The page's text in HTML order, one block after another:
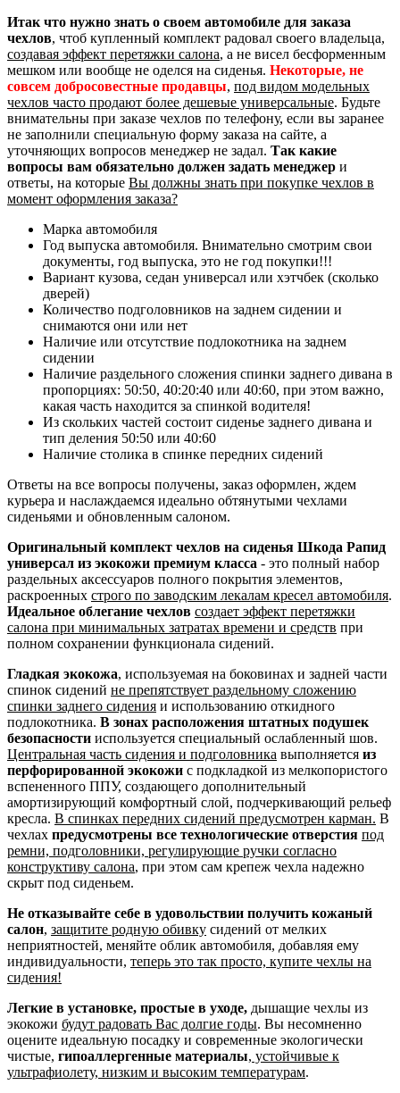
Итак что нужно знать о своем автомобиле для заказа
чехлов, чтоб купленный комплект радовал своего владельца,
создавая эффект перетяжки салона, а не висел бесформенным
мешком или вообще не оделся на сиденья. Некоторые, не
совсем добросовестные продавцы, под видом модельных
чехлов часто продают более дешевые универсальные. Будьте
внимательны при заказе чехлов по телефону, если вы заранее
не заполнили специальную форму заказа на сайте, а
уточняющих вопросов менеджер не задал. Так какие
вопросы вам обязательно должен задать менеджер и
ответы, на которые Вы должны знать при покупке чехлов в
момент оформления заказа?
Марка автомобиля
Год выпуска автомобиля. Внимательно смотрим свои
документы, год выпуска, это не год покупки!!!
Вариант кузова, седан универсал или хэтчбек (сколько
дверей)
Количество подголовников на заднем сидении и
снимаются они или нет
Наличие или отсутствие подлокотника на заднем
сидении
Наличие раздельного сложения спинки заднего дивана в
пропорциях: 50:50, 40:20:40 или 40:60, при этом важно,
какая часть находится за спинкой водителя!
Из скольких частей состоит сиденье заднего дивана и
тип деления 50:50 или 40:60
Наличие столика в спинке передних сидений
Ответы на все вопросы получены, заказ оформлен, ждем
курьера и наслаждаемся идеально обтянутыми чехлами
сиденьями и обновленным салоном.
Оригинальный комплект чехлов на сиденья Шкода Рапид
универсал из экокожи премиум класса - это полный набор
раздельных аксессуаров полного покрытия элементов,
раскроенных строго по заводским лекалам кресел автомобиля.
Идеальное облегание чехлов создает эффект перетяжки
салона при минимальных затратах времени и средств при
полном сохранении функционала сидений.
Гладкая экокожа, используемая на боковинах и задней части
спинок сидений не препятствует раздельному сложению
спинки заднего сидения и использованию откидного
подлокотника. В зонах расположения штатных подушек
безопасности используется специальный ослабленный шов.
Центральная часть сидения и подголовника выполняется из
перфорированной экокожи с подкладкой из мелкопористого
вспененного ППУ, создающего дополнительный
амортизирующий комфортный слой, подчеркивающий рельеф
кресла. В спинках передних сидений предусмотрен карман. В
чехлах предусмотрены все технологические отверстия под
ремни, подголовники, регулирующие ручки согласно
конструктиву салона, при этом сам крепеж чехла надежно
скрыт под сиденьем.
Не отказывайте себе в удовольствии получить кожаный
салон, защитите родную обивку сидений от мелких
неприятностей, меняйте облик автомобиля, добавляя ему
индивидуальности, теперь это так просто, купите чехлы на
сидения!
Легкие в установке, простые в уходе, дышащие чехлы из
экокожи будут радовать Вас долгие годы. Вы несомненно
оцените идеальную посадку и современные экологически
чистые, гипоаллергенные материалы, устойчивые к
ультрафиолету, низким и высоким температурам.